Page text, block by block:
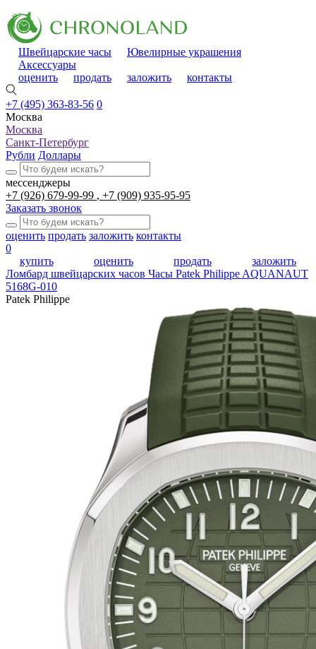
Швейцарские часы
Ювелирные украшения
Аксессуары
оценить
продать заложить контакты
+7 (495) 363-83-56 0
Москва
Москва
Санкт-Петербург
Рубли Доллары
мессенджеры
+7 (926) 679-99-99
+7 (909) 935-95-95
Заказать звонок
оценить продать заложить контакты
0
купить
оценить продать
заложить
Ломбард швейцарских часов Часы Patek Philippe AQUANAUT
5168G-010
Patek Philippe